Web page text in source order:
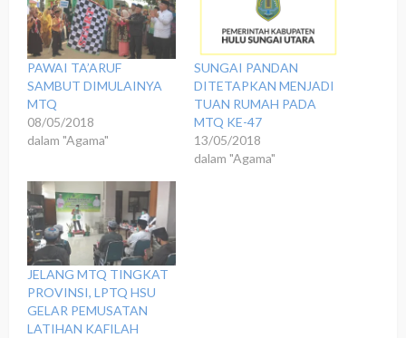
PAWAI TA’ARUF
SAMBUT DIMULAINYA
MTQ
08/05/2018
dalam "Agama"
SUNGAI PANDAN
DITETAPKAN MENJADI
TUAN RUMAH PADA
MTQ KE-47
13/05/2018
dalam "Agama"
JELANG MTQ TINGKAT
PROVINSI, LPTQ HSU
GELAR PEMUSATAN
LATIHAN KAFILAH